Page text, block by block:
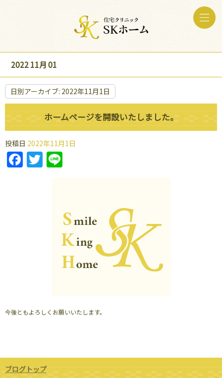
2022 11月 01
日別アーカイブ: 2022年11月1日
ホームページを開設いたしました。
投稿日 2022年11月1日
Facebook
Twitter
今後ともよろしくお願いいたします。
ブログトップ